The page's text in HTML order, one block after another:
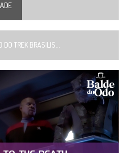
TREK BRASILIS...